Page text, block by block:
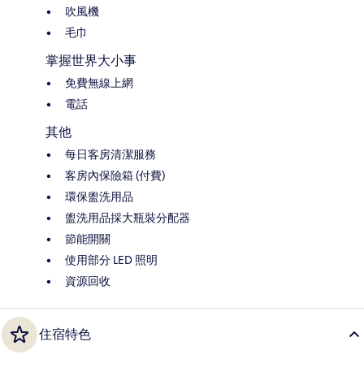
吹風機
毛巾
掌握世界大小事
免費無線上網
電話
其他
每日客房清潔服務
客房內保險箱 (付費)
環保盥洗用品
盥洗用品採大瓶裝分配器
節能開關
使用部分 LED 照明
資源回收
住宿特色